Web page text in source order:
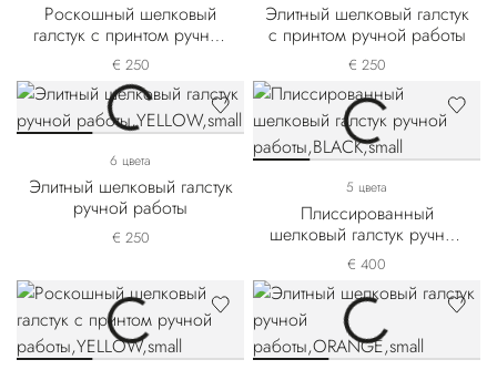
Роскошный шелковый
галстук с принтом ручной
работы
€ 250
Элитный шелковый галстук
с принтом ручной работы
€ 250
6 цвета
Элитный шелковый галстук
ручной работы
€ 250
5 цвета
Плиссированный
шелковый галстук ручной
работы
€ 400